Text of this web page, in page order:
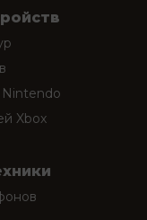
Nintendo
Xbox